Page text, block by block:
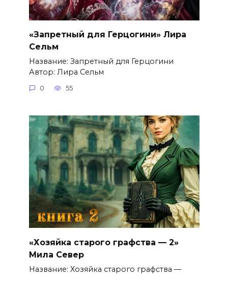
«Запретный для Герцогини» Лира
Сельм
Название: Запретный для Герцогини
Автор: Лира Сельм
0 55
«Хозяйка старого графства — 2»
Мила Север
Название: Хозяйка старого графства —